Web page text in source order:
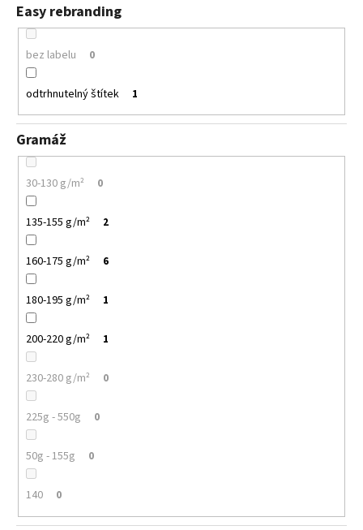
Easy rebranding
bez labelu 0
odtrhnutelný štítek 1
Gramáž
30-130 g/m² 0
135-155 g/m² 2
160-175 g/m² 6
180-195 g/m² 1
200-220 g/m² 1
230-280 g/m² 0
225g - 550g 0
50g - 155g 0
140 0